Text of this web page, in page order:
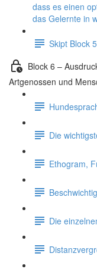
dass es einen
das Gelernte in
Skipt Block
Block 6 –
Artgenossen und
Die
Ethogram,
Die